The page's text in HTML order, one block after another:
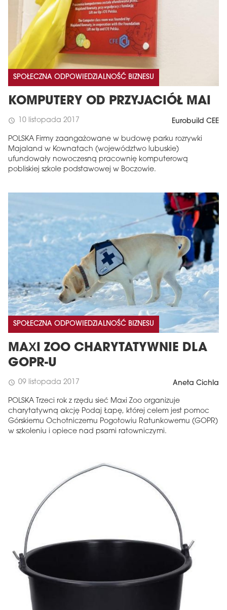
SPOŁECZNA ODPOWIEDZIALNOŚĆ BIZNESU
KOMPUTERY OD PRZYJACIÓŁ MAI
schedule 10 listopada 2017 Eurobuild CEE
POLSKA Firmy zaangażowane w budowę parku rozrywki
Majaland w Kownatach (województwo lubuskie)
ufundowały nowoczesną pracownię komputerową
pobliskiej szkole podstawowej w Boczowie.
SPOŁECZNA ODPOWIEDZIALNOŚĆ BIZNESU
MAXI ZOO CHARYTATYWNIE DLA
GOPR-U
schedule 09 listopada 2017 Aneta Cichla
POLSKA Trzeci rok z rzędu sieć Maxi Zoo organizuje
charytatywną akcję Podaj Łapę, której celem jest pomoc
Górskiemu Ochotniczemu Pogotowiu Ratunkowemu (GOPR)
w szkoleniu i opiece nad psami ratowniczymi.
MAGAZYN
Wydanie 6 (308)
CZERWIEC 2026
Więcej w tym wydaniu
arrow_forward